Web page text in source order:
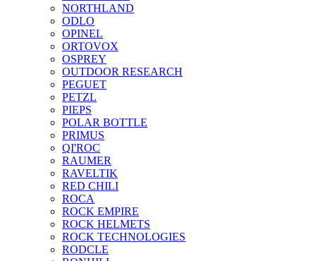
NORTHLAND
ODLO
OPINEL
ORTOVOX
OSPREY
OUTDOOR RESEARCH
PEGUET
PETZL
PIEPS
POLAR BOTTLE
PRIMUS
QI'ROC
RAUMER
RAVELTIK
RED CHILI
ROCA
ROCK EMPIRE
ROCK HELMETS
ROCK TECHNOLOGIES
RODCLE